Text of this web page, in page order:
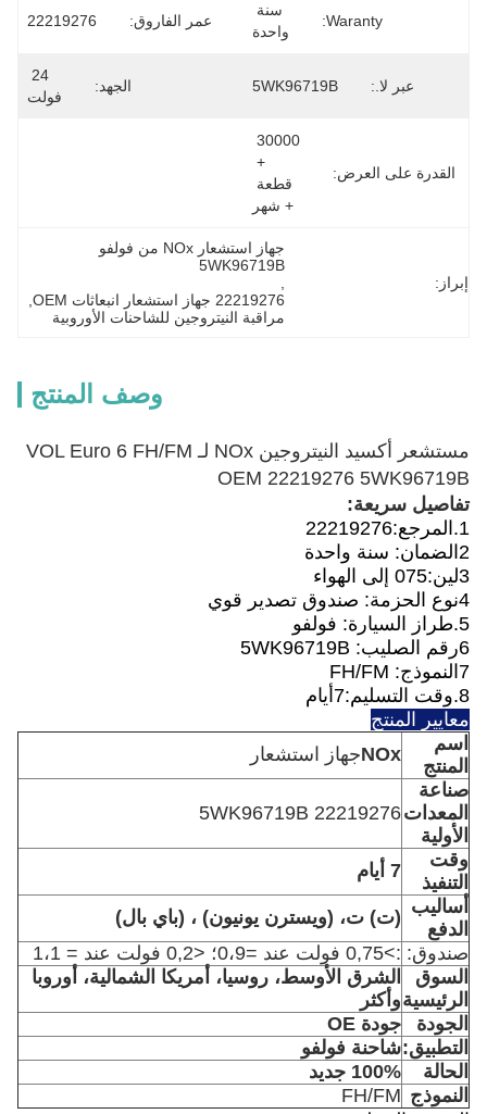
Waranty:
واحدة
عمر الفاروق: 22219276
عبر لا.: 5WK96719B الجهد:
فولت
القدرة على العرض:
+ شهر
إبراز:
5WK96719B
22219276 جهاز استشعار انبعاثات OEM
مراقبة النيتروجين للشاحنات الأوروبية
وصف المنتج
مستشعر أكسيد النيتروجين NOx لـ VOL Euro 6 FH/FM
OEM 22219276 5WK96719B
تفاصيل سريعة:
1. المرجع:22219276
2الضمان: سنة واحدة
3لين:075 إلى الهواء
4نوع الحزمة: صندوق تصدير قوي
5. طراز السيارة: فولفو
6رقم الصليب: 5WK96719B
7النموذج: FH/FM
8. وقت التسليم:7
أيام
معايير المنتج
اسم
المنتج
NOxجهاز استشعار
صناعة
المعدات
الأولية
22219276 5WK96719B
وقت
التنفيذ
7 أيام
أساليب
الدفع
(ت) ت، (ويسترن يونيون) ، (باي بال)
صندوق: :>0,75 فولت عند =0،9؛ <0,2 فولت عند = 1،1
السوق
الرئيسية
الشرق الأوسط، روسيا، أمريكا الشمالية، أوروبا
وأكثر
الجودة
جودة OE
التطبيق:شاحنة فولفو
الحالة
100% جديد
النموذج FH/FM